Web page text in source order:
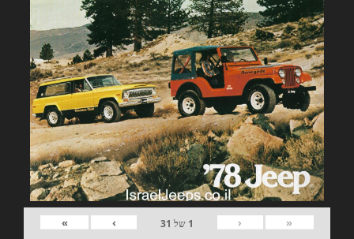
«
‹
1 של 31
›
»